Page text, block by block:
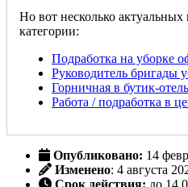
Но вот несколько
категории:
Подработка на уборке
Руководитель
Горничная в бутик-
Работа / подработка в
Опубликовано: 14
Изменено: 4 августа